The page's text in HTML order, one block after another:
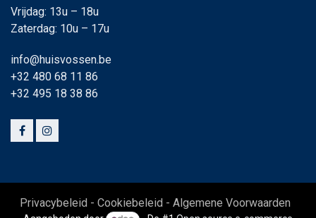
Vrijdag: 13u – 18u
Zaterdag: 10u – 17u
info@huisvossen.be
+32 480 68 11 86
+32 495 18 38 86
Privacybeleid - Cookiebeleid - Algemene Voorwaarden